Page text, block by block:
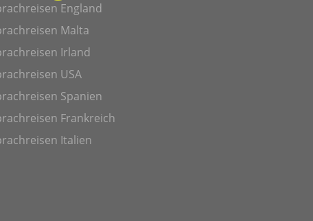
England
Malta
Irland
USA
Spanien
Frankreich
Italien